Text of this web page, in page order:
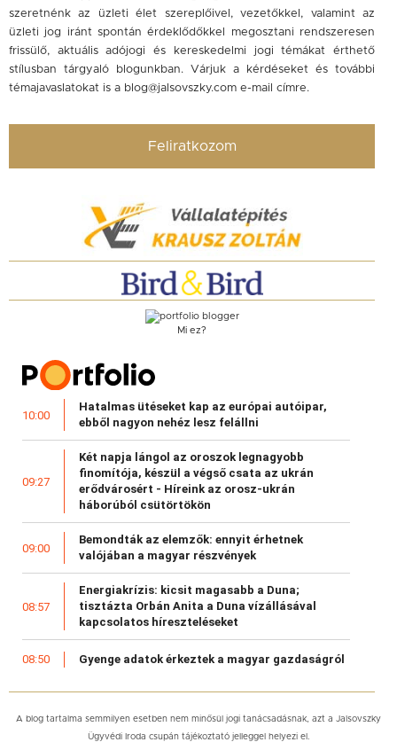
szeretnénk az üzleti élet szereplőivel, vezetőkkel, valamint az
üzleti jog iránt spontán érdeklődőkkel megosztani rendszeresen
frissülő, aktuális adójogi és kereskedelmi jogi témákat érthető
stílusban tárgyaló blogunkban. Várjuk a kérdéseket és további
témajavaslatokat is a blog@jalsovszky.com e-mail címre.
Feliratkozom
Mi ez?
10:00
Hatalmas ütéseket kap az európai autóipar,
ebből nagyon nehéz lesz felállni
09:27
Két napja lángol az oroszok legnagyobb
finomítója, készül a végső csata az ukrán
erődvárosért - Híreink az orosz-ukrán
háborúból csütörtökön
09:00
Bemondták az elemzők: ennyit érhetnek
valójában a magyar részvények
08:57
Energiakrízis: kicsit magasabb a Duna;
tisztázta Orbán Anita a Duna vízállásával
kapcsolatos híreszteléseket
08:50 Gyenge adatok érkeztek a magyar gazdaságról
A blog tartalma semmilyen esetben nem minősül jogi tanácsadásnak, azt a Jalsovszky
Ügyvédi Iroda csupán tájékoztató jelleggel helyezi el.